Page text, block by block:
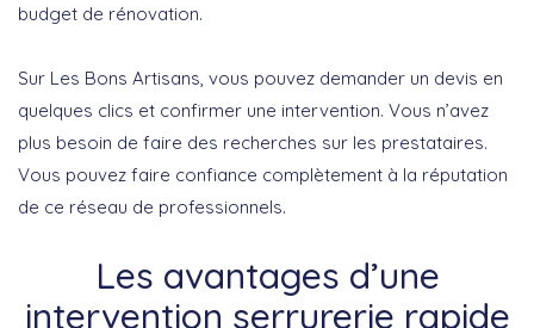
budget de rénovation.
Sur Les Bons Artisans, vous pouvez demander un devis en
quelques clics et confirmer une intervention. Vous n’avez
plus besoin de faire des recherches sur les prestataires.
Vous pouvez faire confiance complètement à la réputation
de ce réseau de professionnels.
Les avantages d’une
intervention serrurerie rapide